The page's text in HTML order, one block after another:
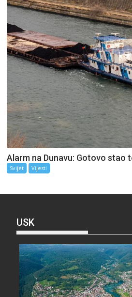
Alarm na Dunavu: Gotovo stao
Svijet Vijesti
USK